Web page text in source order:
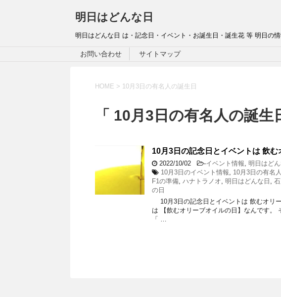
明日はどんな日
明日はどんな日 は・記念日・イベント・お誕生日・誕生花 等 明日の情
お問い合わせ サイトマップ
HOME > 10月3日の有名人の誕生日
「 10月3日の有名人の誕生
10月3日の記念日とイベントは 飲
2022/10/02 -イベント情報, 明日はどん
10月3日のイベント情報, 10月3日の有名
F1の準備, ハナトラノオ, 明日はどんな日 ,
の日
10月3日の記念日とイベントは 飲むオリ
は 【飲むオリーブオイルの日】なんです。
「 …